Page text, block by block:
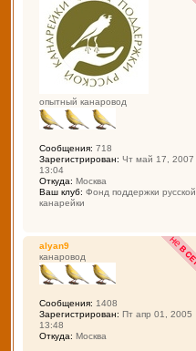
опытный канаровод
Сообщения: 718
Зарегистрирован: Чт май 17, 2007
13:04
Откуда: Москва
Ваш клуб: Фонд поддержки русской
канарейки
alyan9
канаровод
Сообщения: 1408
Зарегистрирован: Пт апр 01, 2005
13:48
Откуда: Москва